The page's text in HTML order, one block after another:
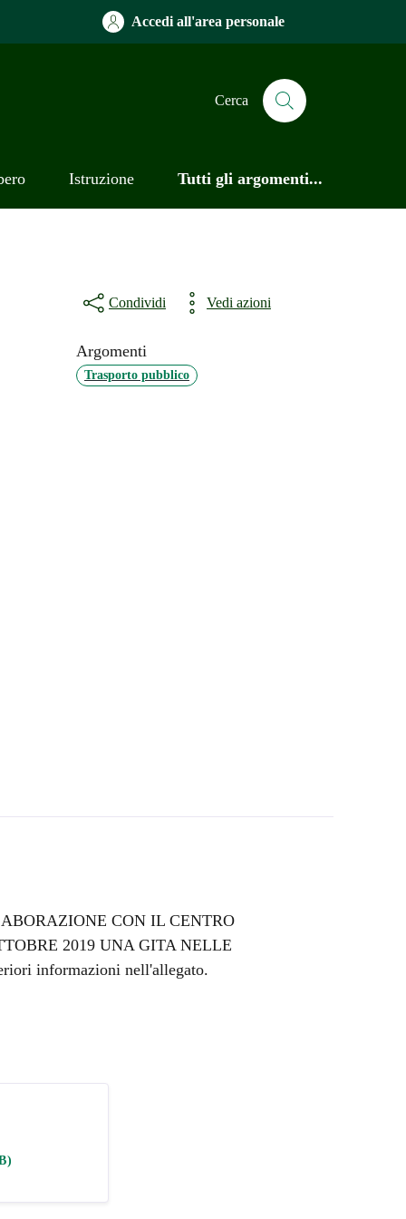
Accedi all'area personale
Cerca
Istruzione Tutti gli argomenti...
Condividi Vedi azioni
Argomenti
Trasporto pubblico
CON IL CENTRO
2019 UNA GITA NELLE
informazioni nell'allegato.